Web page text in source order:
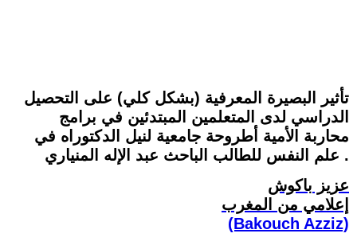
تأثير البصيرة المعرفية (بشكل كلي) على التحصيل
الدراسي لدى المتعلمين المبتدئين في برامج
محاربة الأمية أطروحة جامعية لنيل الدكتوراه في
علم النفس للطالب الباحث عبد الإله المنياري .
عزيز باكوش
إعلامي من المغرب
(Bakouch Azziz)